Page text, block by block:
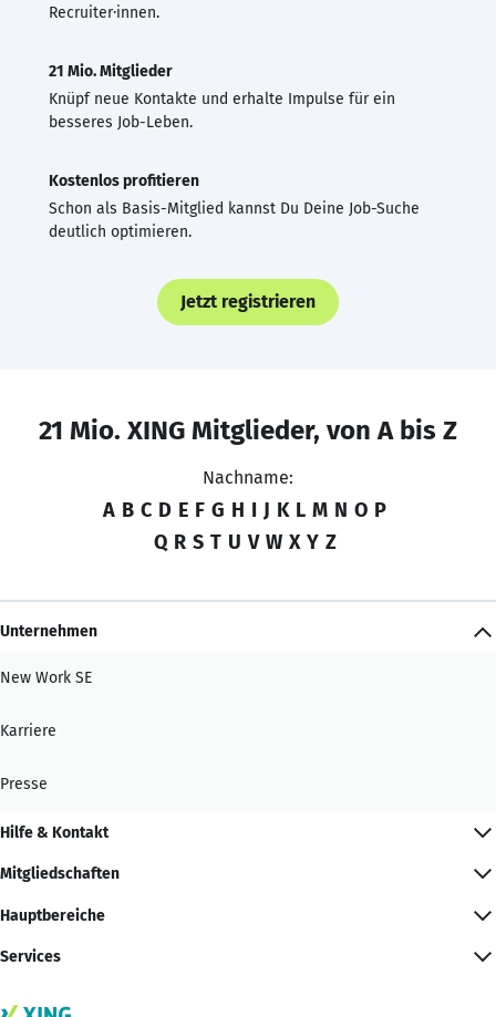
Recruiter·innen.
21 Mio. Mitglieder
Knüpf neue Kontakte und erhalte Impulse für ein
besseres Job-Leben.
Kostenlos profitieren
Schon als Basis-Mitglied kannst Du Deine Job-Suche
deutlich optimieren.
Jetzt registrieren
21 Mio. XING Mitglieder, von A bis Z
Nachname:
A B C D E F G H I J K L M N O P
Q R S T U V W X Y Z
Unternehmen
New Work SE
Karriere
Presse
Hilfe & Kontakt
Mitgliedschaften
Hauptbereiche
Services